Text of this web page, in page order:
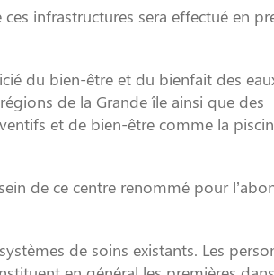
infrastructures sera effectué en
du bien-être et du bienfait des
de la Grande île ainsi que des
et de bien-être comme la
de ce centre renommé pour
de soins existants. Les